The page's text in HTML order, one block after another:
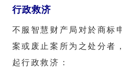
行政救济
不服智慧财产局对於商标
案或废止案所为之处分者
起行政救济：